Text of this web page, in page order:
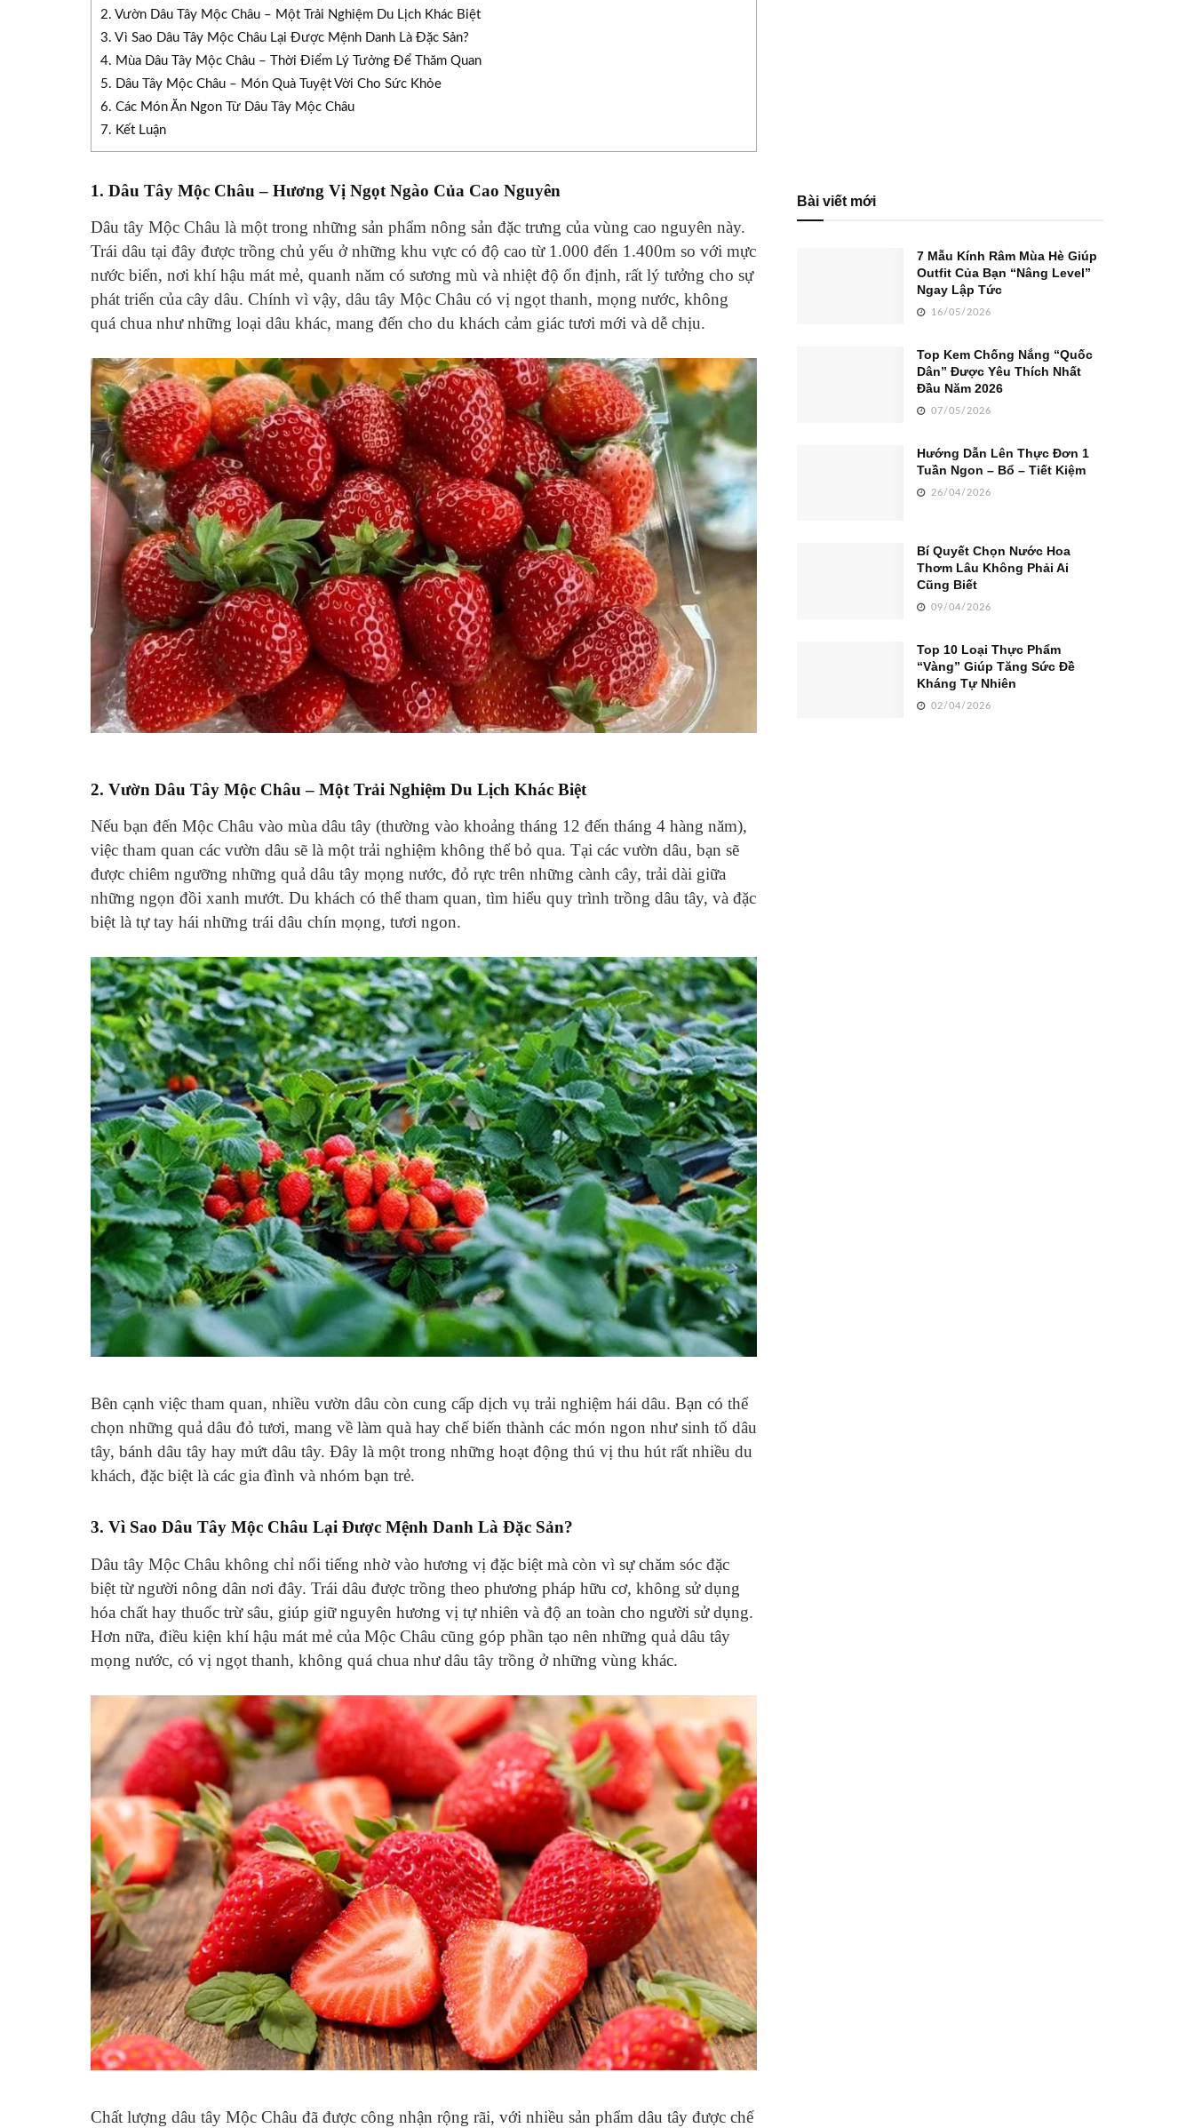
2. Vườn Dâu Tây Mộc Châu – Một Trải Nghiệm Du Lịch Khác Biệt
3. Vì Sao Dâu Tây Mộc Châu Lại Được Mệnh Danh Là Đặc Sản?
4. Mùa Dâu Tây Mộc Châu – Thời Điểm Lý Tưởng Để Thăm Quan
5. Dâu Tây Mộc Châu – Món Quà Tuyệt Vời Cho Sức Khỏe
6. Các Món Ăn Ngon Từ Dâu Tây Mộc Châu
7. Kết Luận
1. Dâu Tây Mộc Châu – Hương Vị Ngọt Ngào Của Cao Nguyên
Dâu tây Mộc Châu là một trong những sản phẩm nông sản đặc trưng của vùng cao nguyên này.
Trái dâu tại đây được trồng chủ yếu ở những khu vực có độ cao từ 1.000 đến 1.400m so với mực
nước biển, nơi khí hậu mát mẻ, quanh năm có sương mù và nhiệt độ ổn định, rất lý tưởng cho sự
phát triển của cây dâu. Chính vì vậy, dâu tây Mộc Châu có vị ngọt thanh, mọng nước, không
quá chua như những loại dâu khác, mang đến cho du khách cảm giác tươi mới và dễ chịu.
2. Vườn Dâu Tây Mộc Châu – Một Trải Nghiệm Du Lịch Khác Biệt
Nếu bạn đến Mộc Châu vào mùa dâu tây (thường vào khoảng tháng 12 đến tháng 4 hàng năm),
việc tham quan các vườn dâu sẽ là một trải nghiệm không thể bỏ qua. Tại các vườn dâu, bạn sẽ
được chiêm ngưỡng những quả dâu tây mọng nước, đỏ rực trên những cành cây, trải dài giữa
những ngọn đồi xanh mướt. Du khách có thể tham quan, tìm hiểu quy trình trồng dâu tây, và đặc
biệt là tự tay hái những trái dâu chín mọng, tươi ngon.
Bên cạnh việc tham quan, nhiều vườn dâu còn cung cấp dịch vụ trải nghiệm hái dâu. Bạn có thể
chọn những quả dâu đỏ tươi, mang về làm quà hay chế biến thành các món ngon như sinh tố dâu
tây, bánh dâu tây hay mứt dâu tây. Đây là một trong những hoạt động thú vị thu hút rất nhiều du
khách, đặc biệt là các gia đình và nhóm bạn trẻ.
3. Vì Sao Dâu Tây Mộc Châu Lại Được Mệnh Danh Là Đặc Sản?
Dâu tây Mộc Châu không chỉ nổi tiếng nhờ vào hương vị đặc biệt mà còn vì sự chăm sóc đặc
biệt từ người nông dân nơi đây. Trái dâu được trồng theo phương pháp hữu cơ, không sử dụng
hóa chất hay thuốc trừ sâu, giúp giữ nguyên hương vị tự nhiên và độ an toàn cho người sử dụng.
Hơn nữa, điều kiện khí hậu mát mẻ của Mộc Châu cũng góp phần tạo nên những quả dâu tây
mọng nước, có vị ngọt thanh, không quá chua như dâu tây trồng ở những vùng khác.
Chất lượng dâu tây Mộc Châu đã được công nhận rộng rãi, với nhiều sản phẩm dâu tây được chế
Bài viết mới
7 Mẫu Kính Râm Mùa Hè Giúp
Outfit Của Bạn “Nâng Level”
Ngay Lập Tức
16/05/2026
Top Kem Chống Nắng “Quốc
Dân” Được Yêu Thích Nhất
Đầu Năm 2026
07/05/2026
Hướng Dẫn Lên Thực Đơn 1
Tuần Ngon – Bổ – Tiết Kiệm
26/04/2026
Bí Quyết Chọn Nước Hoa
Thơm Lâu Không Phải Ai
Cũng Biết
09/04/2026
Top 10 Loại Thực Phẩm
“Vàng” Giúp Tăng Sức Đề
Kháng Tự Nhiên
02/04/2026